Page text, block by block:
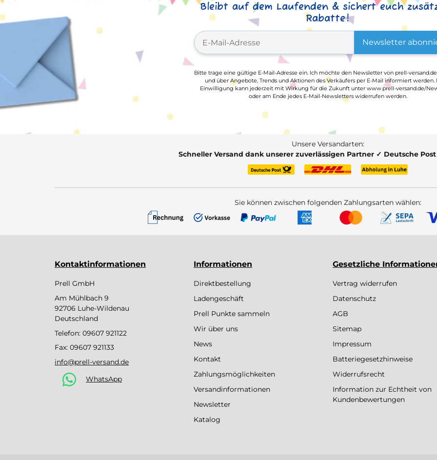
Bleibt auf dem Laufenden & sichert euch
Rabatte!
Newsletter
Bitte trage eine gültige E-Mail-Adresse ein. Ich möchte den Newsletter von prell-
und über Angebote, Trends und Aktionen des Verkäufers per E-Mail informiert werden.
Einwilligung kann jederzeit mit Wirkung für die Zukunft unter www.prell-versand.de/
oder am Ende jedes E-Mail-Newsletters widerrufen werden.
Unsere Versandarten:
Schneller Versand dank unserer zuverlässigen Partner ✓ Deutsche
Sie können zwischen folgenden Zahlungsarten wählen:
Kontaktinformationen
Prell GmbH
Am Mühlbach 9
92706 Luhe-Wildenau
Deutschland
Telefon: 09607 921122
Fax: 09607 921133
info@prell-versand.de
WhatsApp
Informationen
Direktbestellung
Ladengeschäft
Prell Punkte sammeln
Wir über uns
News
Kontakt
Zahlungsmöglichkeiten
Versandinformationen
Newsletter
Katalog
Gesetzliche
Vertrag widerrufen
Datenschutz
AGB
Sitemap
Impressum
Batteriegesetzhinweise
Widerrufsrecht
Information zur Echtheit von
Kundenbewertungen